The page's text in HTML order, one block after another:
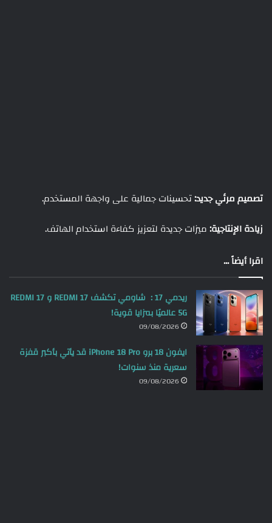
تصميم مرئي جديد:تحسينات جمالية على واجهة المستخدم.
زيادة الإنتاجية:ميزات جديدة لتعزيز كفاءة استخدام الهاتف.
اقرا أيضاً ...
ريدمي 17 : شاومي تكشف REDMI 17 و REDMI 17
5G عالميًا بمزايا قوية!
09/08/2026
ايفون 18 برو iPhone 18 Pro قد يأتي بأكبر قفزة
سعرية منذ سنوات!
09/08/2026